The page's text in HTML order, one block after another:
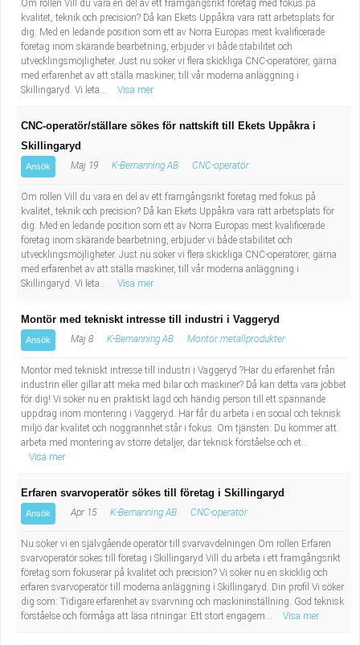
Om rollen Vill du vara en del av ett framgångsrikt företag med fokus på
kvalitet, teknik och precision? Då kan Ekets Uppåkra vara rätt arbetsplats för
dig. Med en ledande position som ett av Norra Europas mest kvalificerade
företag inom skärande bearbetning, erbjuder vi både stabilitet och
utvecklingsmöjligheter. Just nu söker vi flera skickliga CNC-operatörer, gärna
med erfarenhet av att ställa maskiner, till vår moderna anläggning i
Skillingaryd. Vi leta...
Visa mer
CNC-operatör/ställare sökes för nattskift till Ekets Uppåkra i
Skillingaryd
Ansök Maj 19 K-Bemanning AB CNC-operatör
Om rollen Vill du vara en del av ett framgångsrikt företag med fokus på
kvalitet, teknik och precision? Då kan Ekets Uppåkra vara rätt arbetsplats för
dig. Med en ledande position som ett av Norra Europas mest kvalificerade
företag inom skärande bearbetning, erbjuder vi både stabilitet och
utvecklingsmöjligheter. Just nu söker vi flera skickliga CNC-operatörer, gärna
med erfarenhet av att ställa maskiner, till vår moderna anläggning i
Skillingaryd. Vi leta...
Visa mer
Montör med tekniskt intresse till industri i Vaggeryd
Ansök Maj 8 K-Bemanning AB Montör metallprodukter
Montör med tekniskt intresse till industri i Vaggeryd ?Har du erfarenhet från
industrin eller gillar att meka med bilar och maskiner? Då kan detta vara jobbet
för dig! Vi söker nu en praktiskt lagd och händig person till ett spännande
uppdrag inom montering i Vaggeryd. Här får du arbeta i en social och teknisk
miljö där kvalitet och noggrannhet står i fokus. Om tjänsten: Du kommer att
arbeta med montering av större detaljer, där teknisk förståelse och et...
Visa mer
Erfaren svarvoperatör sökes till företag i Skillingaryd
Ansök Apr 15 K-Bemanning AB CNC-operatör
Nu söker vi en självgående operatör till svarvavdelningen Om rollen Erfaren
svarvoperatör sökes till företag i Skillingaryd Vill du arbeta i ett framgångsrikt
företag som fokuserar på kvalitet och precision? Vi söker nu en skicklig och
erfaren svarvoperatör till moderna anläggning i Skillingaryd. Din profil Vi söker
dig som: Tidigare erfarenhet av svarvning och maskininställning. God teknisk
förståelse och förmåga att läsa ritningar. Ett stort engagem...
Visa mer